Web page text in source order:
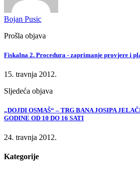
Bojan Pusic
Prošla objava
Fiskalna 2. Procedura - zaprimanje provjere i
15. travnja 2012.
Sljedeća objava
„DOJDI OSMAŠ“ – TRG BANA JOSIPA
GODINE OD 10 DO 16 SATI
24. travnja 2012.
Kategorije